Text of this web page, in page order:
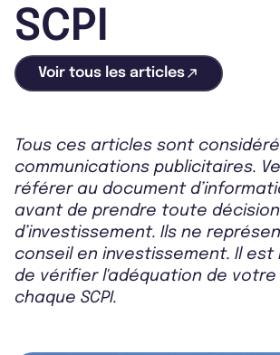
SCPI
Voir tous les articles
Tous ces articles sont
communications publicitaires.
référer au document
avant de prendre toute
d’investissement. Ils ne
conseil en investissement. Il est
de vérifier l'adéquation de
chaque SCPI.